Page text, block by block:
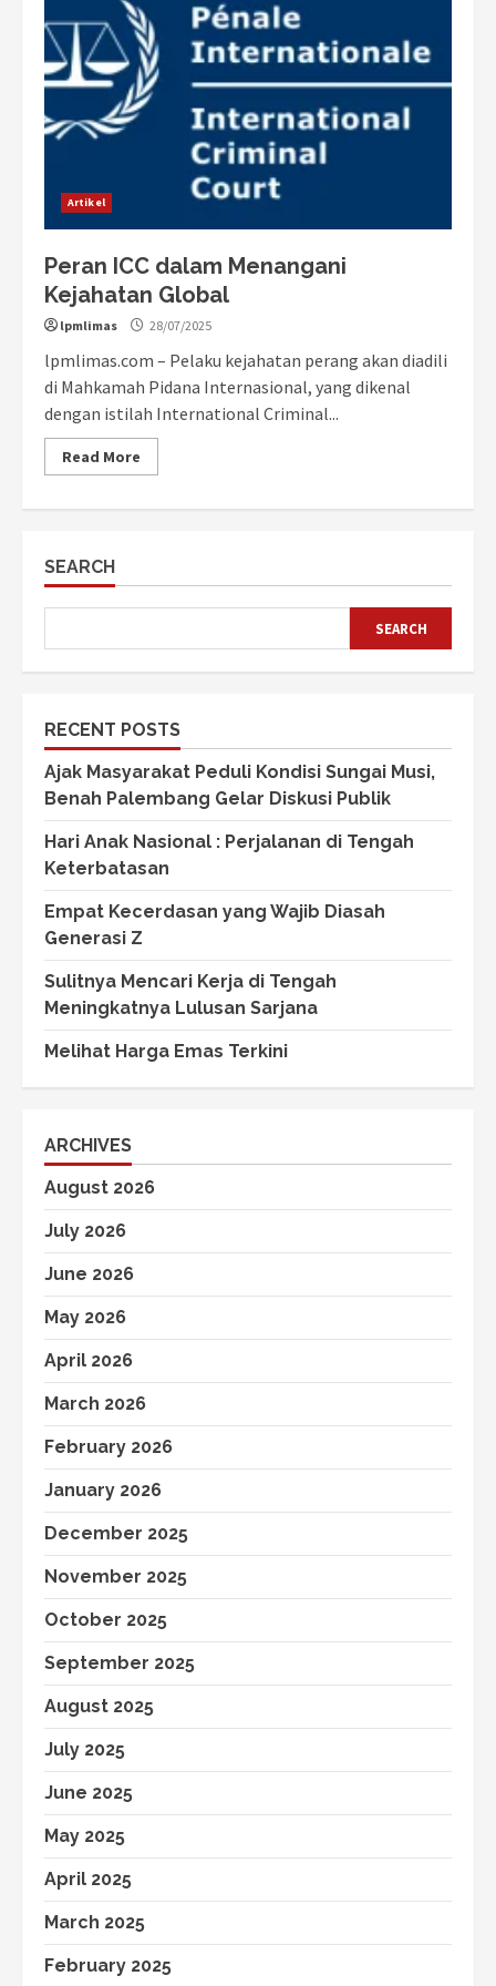
Artikel
Peran ICC dalam Menangani
Kejahatan Global
lpmlimas 28/07/2025
lpmlimas.com – Pelaku kejahatan perang akan diadili
di Mahkamah Pidana Internasional, yang dikenal
dengan istilah International Criminal...
Read More
SEARCH
SEARCH
RECENT POSTS
Ajak Masyarakat Peduli Kondisi Sungai Musi,
Benah Palembang Gelar Diskusi Publik
Hari Anak Nasional : Perjalanan di Tengah
Keterbatasan
Empat Kecerdasan yang Wajib Diasah
Generasi Z
Sulitnya Mencari Kerja di Tengah
Meningkatnya Lulusan Sarjana
Melihat Harga Emas Terkini
ARCHIVES
August 2026
July 2026
June 2026
May 2026
April 2026
March 2026
February 2026
January 2026
December 2025
November 2025
October 2025
September 2025
August 2025
July 2025
June 2025
May 2025
April 2025
March 2025
February 2025